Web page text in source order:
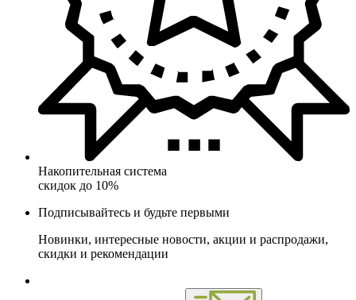
Накопительная система
скидок до 10%
Подписывайтесь и будьте первыми
Новинки, интересные новости, акции и распродажи,
скидки и рекомендации